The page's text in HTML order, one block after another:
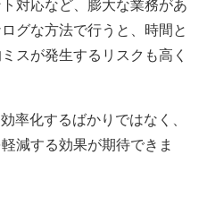
対応など、膨大な業務があ
グな方法で行うと、時間と
スが発生するリスクも高く
率化するばかりではなく、
減する効果が期待できま